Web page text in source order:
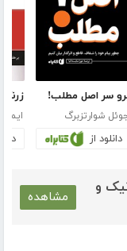
سر اصل مطلب!
شوارتزبرگ
دانلود از
و
مشاهده